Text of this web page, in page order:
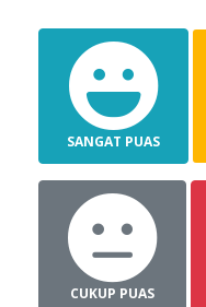
SANGAT PUAS
CUKUP PUAS